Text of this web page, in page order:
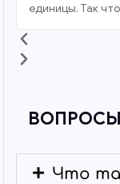
единицы. Так
Что